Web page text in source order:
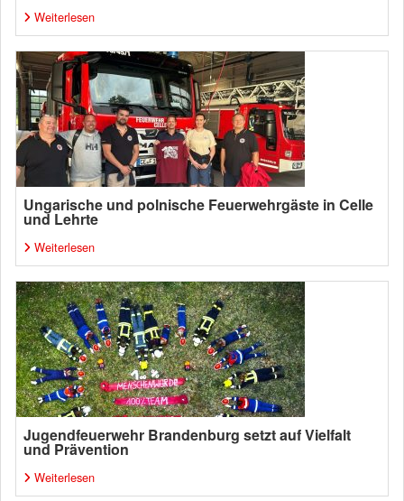
Weiterlesen
Ungarische und polnische Feuerwehrgäste in Celle
und Lehrte
Weiterlesen
Jugendfeuerwehr Brandenburg setzt auf Vielfalt
und Prävention
Weiterlesen